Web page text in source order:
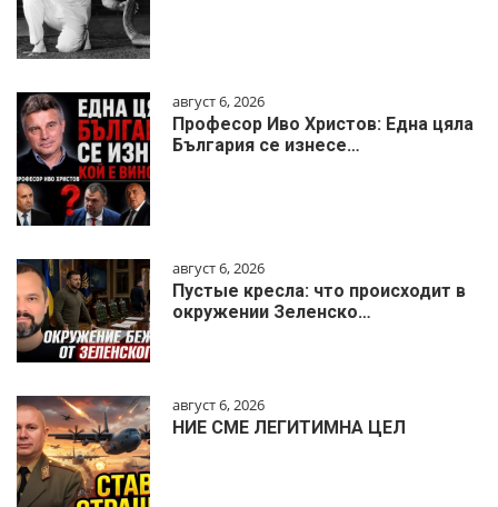
август 6, 2026
Професор Иво Христов: Една цяла
България се изнесе…
август 6, 2026
Пустые кресла: что происходит в
окружении Зеленско…
август 6, 2026
НИЕ СМЕ ЛЕГИТИМНА ЦЕЛ